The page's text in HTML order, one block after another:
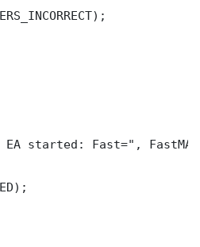
EA started: Fast=",